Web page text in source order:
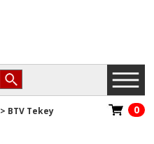
> BTV Tekey 0